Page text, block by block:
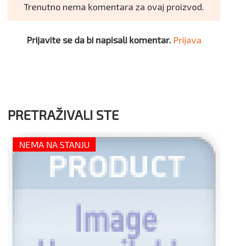
Trenutno nema komentara za ovaj proizvod.
Prijavite se da bi napisali komentar. Prijava
PRETRAŽIVALI STE
NEMA NA STANJU